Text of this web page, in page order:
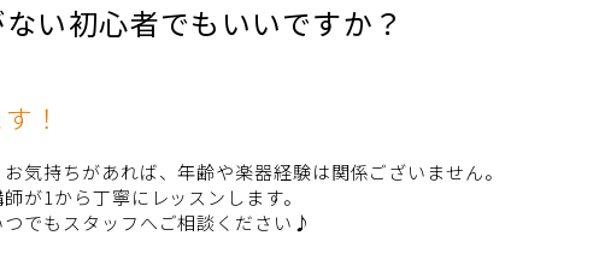
い初心者でもいいですか？
！
気持ちがあれば、年齢や楽器経験は関係ございません。
が1から丁寧にレッスンします。
でもスタッフへご相談ください♪